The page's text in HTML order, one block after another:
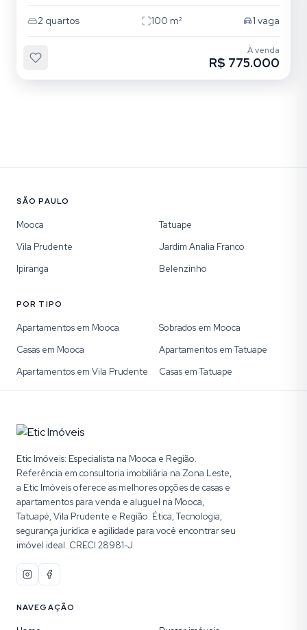
2 quartos 100 m² 1 vaga
À venda
R$ 775.000
SÃO PAULO
Mooca
Tatuape
Vila Prudente
Jardim Analia Franco
Ipiranga
Belenzinho
POR TIPO
Apartamentos em Mooca
Sobrados em Mooca
Casas em Mooca
Apartamentos em Tatuape
Apartamentos em Vila Prudente
Casas em Tatuape
Etic Imóveis: Especialista na Mooca e Região.
Referência em consultoria imobiliária na Zona Leste,
a Etic Imóveis oferece as melhores opções de casas e
apartamentos para venda e aluguel na Mooca,
Tatuapé, Vila Prudente e Região. Ética, Tecnologia,
segurança jurídica e agilidade para você encontrar seu
imóvel ideal. CRECI 28981-J
NAVEGAÇÃO